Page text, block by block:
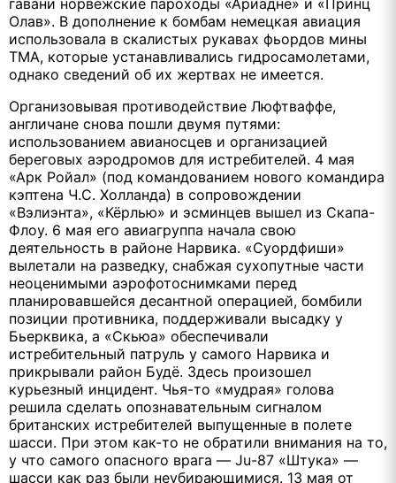
гавани норвежские пароходы «Ариадне» и «Принц
Олав». В дополнение к бомбам немецкая авиация
использовала в скалистых рукавах фьордов мины
ТМА, которые устанавливались гидросамолетами,
однако сведений об их жертвах не имеется.
Организовывая противодействие Люфтваффе,
англичане снова пошли двумя путями:
использованием авианосцев и организацией
береговых аэродромов для истребителей. 4 мая
«Арк Ройал» (под командованием нового командира
кэптена Ч.С. Холланда) в сопровождении
«Вэлиэнта», «Кёрлью» и эсминцев вышел из Скапа-
Флоу. 6 мая его авиагруппа начала свою
деятельность в районе Нарвика. «Суордфиши»
вылетали на разведку, снабжая сухопутные части
неоценимыми аэрофотоснимками перед
планировавшейся десантной операцией, бомбили
позиции противника, поддерживали высадку у
Бьерквика, а «Скьюа» обеспечивали
истребительный патруль у самого Нарвика и
прикрывали район Будё. Здесь произошел
курьезный инцидент. Чья-то «мудрая» голова
решила сделать опознавательным сигналом
британских истребителей выпущенные в полете
шасси. При этом как-то не обратили внимания на то,
у что самого опасного врага — Ju-87 «Штука» —
шасси как раз были неубирающимися. 13 мая от